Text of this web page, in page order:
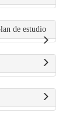
de estudio